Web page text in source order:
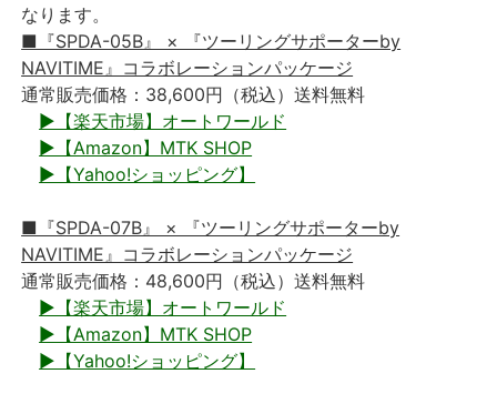
なります。
■『SPDA-05B』 × 『ツーリングサポーターby
NAVITIME』コラボレーションパッケージ
通常販売価格：38,600円（税込）送料無料
▶【楽天市場】オートワールド
▶【Amazon】MTK SHOP
▶【Yahoo!ショッピング】
■『SPDA-07B』 × 『ツーリングサポーターby
NAVITIME』コラボレーションパッケージ
通常販売価格：48,600円（税込）送料無料
▶【楽天市場】オートワールド
▶【Amazon】MTK SHOP
▶【Yahoo!ショッピング】